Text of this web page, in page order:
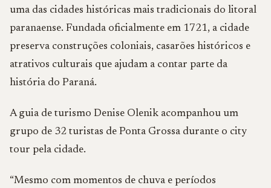
uma das cidades históricas mais tradicionais do litoral
paranaense. Fundada oficialmente em 1721, a cidade
preserva construções coloniais, casarões históricos e
atrativos culturais que ajudam a contar parte da
história do Paraná.
A guia de turismo Denise Olenik acompanhou um
grupo de 32 turistas de Ponta Grossa durante o city
tour pela cidade.
“Mesmo com momentos de chuva e períodos